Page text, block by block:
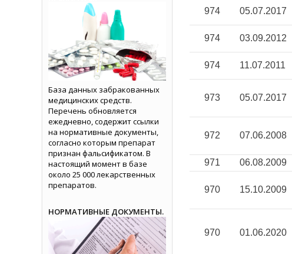
974 05.07.2017
974 03.09.2012
974 11.07.2011
973 05.07.2017
972 07.06.2008
971
06.08.2009
970 15.10.2009
970 01.06.2020
База данных забракованных
медицинских средств.
Перечень обновляется
ежедневно, содержит ссылки
на нормативные документы,
согласно которым препарат
признан фальсификатом. В
настоящий момент в базе
около 25 000 лекарственных
препаратов.
НОРМАТИВНЫЕ ДОКУМЕНТЫ.